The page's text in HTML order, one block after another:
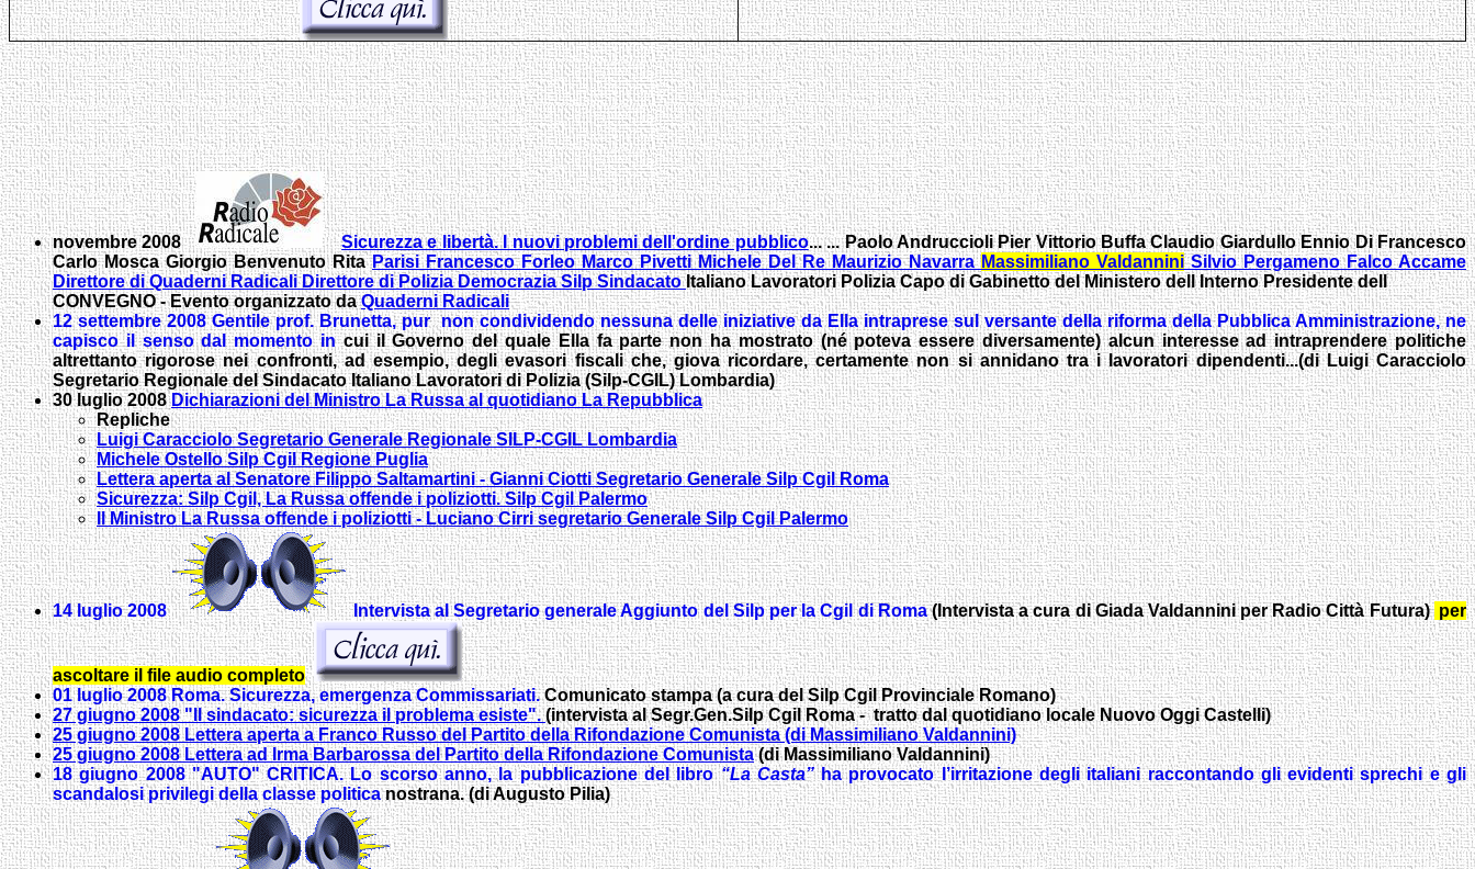
novembre 2008 Sicurezza e libertà. I nuovi problemi dell'ordine pubblico...... Paolo Andruccioli Pier Vittorio Buffa Claudio Giardullo Ennio Di Francesco
Carlo Mosca Giorgio Benvenuto RitaParisi Francesco Forleo Marco Pivetti Michele Del Re Maurizio NavarraMassimiliano ValdanniniSilvio Pergameno Falco Accame
Direttore di Quaderni Radicali Direttore di Polizia Democrazia Silp SindacatoItaliano Lavoratori Polizia Capo di Gabinetto del Ministero dell Interno Presidente dell
CONVEGNO- Evento organizzato daQuaderni Radicali
12 settembre 2008Gentile prof. Brunetta, pur non condividendo nessuna delle iniziative da Ella intraprese sul versante della riforma della Pubblica Amministrazione, ne
capisco il senso dal momento incui il Governo del quale Ella fa parte non ha mostrato (né poteva essere diversamente) alcun interesse ad intraprendere politiche
altrettanto rigorose nei confronti, ad esempio, degli evasori fiscali che, giova ricordare, certamente non si annidano tra i lavoratori dipendenti...(diLuigi Caracciolo
Segretario Regionale del Sindacato Italiano Lavoratori di Polizia (Silp-CGIL) Lombardia)
30 luglio 2008Dichiarazioni del Ministro La Russa al quotidiano La Repubblica
Repliche
Luigi Caracciolo Segretario Generale Regionale SILP-CGIL Lombardia
Michele Ostello Silp Cgil Regione Puglia
Lettera aperta al Senatore Filippo Saltamartini - Gianni Ciotti Segretario Generale Silp Cgil Roma
Sicurezza: Silp Cgil, La Russa offende i poliziotti. Silp Cgil Palermo
Il Ministro La Russa offende i poliziotti - Luciano Cirri segretario Generale Silp Cgil Palermo
14 luglio 2008 Intervista al Segretario generale Aggiunto del Silp per la Cgil di Roma(Intervista a cura di Giada Valdannini per Radio Città Futura)per
ascoltare il file audio completo
01 luglio 2008 Roma. Sicurezza, emergenza Commissariati.Comunicato stampa (a cura del Silp Cgil Provinciale Romano)
27 giugno 2008 "Il sindacato: sicurezza il problema esiste".(intervista al Segr.Gen.Silp Cgil Roma - tratto dal quotidiano locale Nuovo Oggi Castelli)
25 giugno 2008 Lettera aperta a Franco Russo del Partito della Rifondazione Comunista (di Massimiliano Valdannini)
25 giugno 2008 Lettera ad Irma Barbarossa del Partito della Rifondazione Comunista(di Massimiliano Valdannini)
18 giugno 2008 "AUTO" CRITICA.Lo scorso anno, la pubblicazione del libro“La Casta”ha provocato l’irritazione degli italiani raccontando gli evidenti sprechi e gli
scandalosi privilegi della classe politicanostrana. (di Augusto Pilia)